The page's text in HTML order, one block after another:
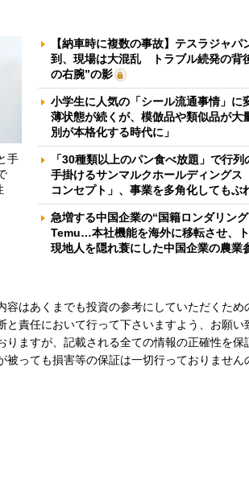
手
【納車時に複数の事故】テスラジャ
到、現場は大混乱 トラブル続発の背
の右腕”の影
小学生に人気の「シール流通事情」
薄状態が続くが、模倣品や類似品が
別が本格化する時代に」
「30種類以上のパン食べ放題」で行
手掛けるサンマルクホールディング
コンセプト」、事業を多角化してもぶ
急増する中国企業の“国籍ロンダリン
Temu…本社機能を海外に移転させ、
現地人を隠れ蓑にした中国企業の農業
容はあくまでも投資の参考にしていただくため
と責任において行って下さいますよう、お願
りますが、記載される全ての情報の正確性を保
被っても損害等の保証は一切行っておりません